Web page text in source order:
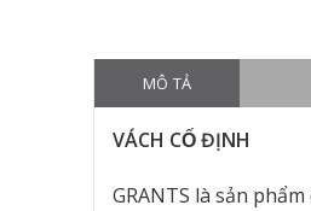
MÔ TẢ
VÁCH CỐ ĐỊNH
GRANTS là sản